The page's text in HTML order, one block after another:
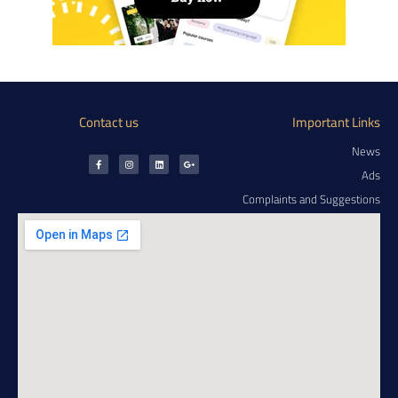
Contact us Important Links
News
Ads
Complaints and Suggestions